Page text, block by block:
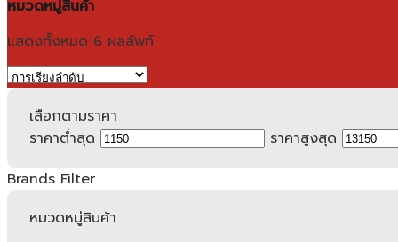
หมวดหมู่สินค้า
แสดงทั้งหมด 6 ผลลัพท์
เลือกตามราคา
ราคาต่ำสุด
ราคาสูงสุด
Brands Filter
หมวดหมู่สินค้า